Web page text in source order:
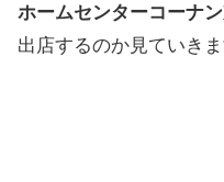
ホームセンターコーナ
出店するのか見ていきま